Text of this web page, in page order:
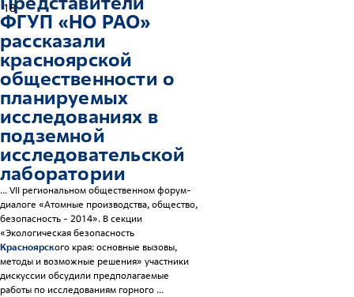
18
ФГУП «НО РАО»
рассказали
красноярской
общественности о
планируемых
исследованиях в
подземной
исследовательской
лаборатории
... VII региональном общественном форум-
диалоге «Атомные производства, общество,
безопасность - 2014». В секции
«Экологическая безопасность
Красноярского края: основные вызовы,
методы и возможные решения» участники
дискуссии обсудили предполагаемые
работы по исследованиям горного ...